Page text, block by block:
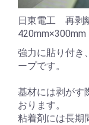
日東電工 再剥
強力に貼り付き
ープです。
基材には剥がす
おります。
粘着剤には長期